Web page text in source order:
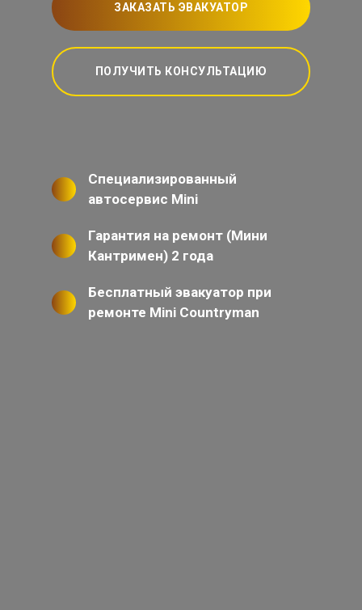
ЗАКАЗАТЬ ЭВАКУАТОР
ПОЛУЧИТЬ КОНСУЛЬТАЦИЮ
Специализированный
автосервис Mini
Гарантия на ремонт (Мини
Кантримен) 2 года
Бесплатный эвакуатор при
ремонте Mini Countryman